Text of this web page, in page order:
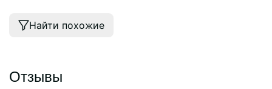
Найти похожие
Отзывы